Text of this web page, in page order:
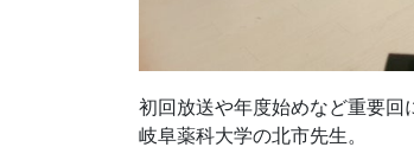
初回放送や年度始めなど重要回
岐阜薬科大学の北市先生。